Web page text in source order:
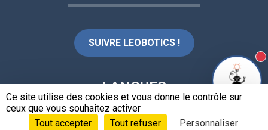
SUIVRE LEOBOTICS !
LANGUES
Français
Ce site utilise des cookies et vous donne le contrôle sur
ceux que vous souhaitez activer
Tout accepter
Tout refuser
Personnaliser